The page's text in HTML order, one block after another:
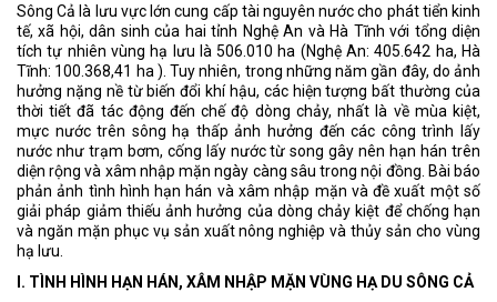
Sông Cả là lưu vực lớn cung cấp tài nguyên nước cho phát tiển kinh
tế, xã hội, dân sinh của hai tỉnh Nghệ An và Hà Tĩnh với tổng diện
tích tự nhiên vùng hạ lưu là 506.010 ha (Nghệ An: 405.642 ha, Hà
Tĩnh: 100.368,41 ha ). Tuy nhiên, trong những năm gần đây, do ảnh
hưởng nặng nề từ biến đổi khí hậu, các hiện tượng bất thường của
thời tiết đã tác động đến chế độ dòng chảy, nhất là về mùa kiệt,
mực nước trên sông hạ thấp ảnh hưởng đến các công trình lấy
nước như trạm bơm, cống lấy nước từ song gây nên hạn hán trên
diện rộng và xâm nhập mặn ngày càng sâu trong nội đồng. Bài báo
phản ảnh tình hình hạn hán và xâm nhập mặn và đề xuất một số
giải pháp giảm thiếu ảnh hưởng của dòng chảy kiệt để chống hạn
và ngăn mặn phục vụ sản xuất nông nghiệp và thủy sản cho vùng
hạ lưu.
I. TÌNH HÌNH HẠN HÁN, XÂM NHẬP MẶN VÙNG HẠ DU SÔNG CẢ